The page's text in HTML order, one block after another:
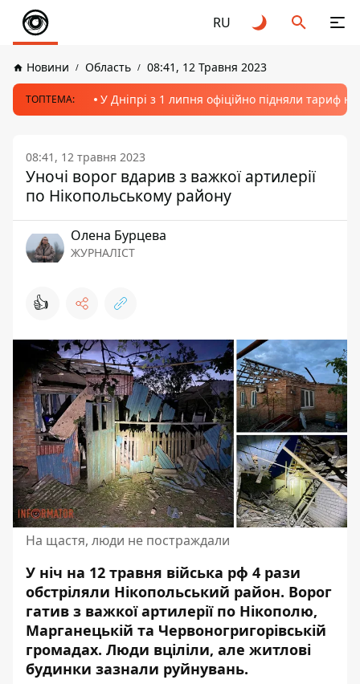
RU
Новини Область 08:41, 12 Травня 2023
ТОПТЕМА: У Дніпрі з 1 липня офіційно підняли тариф
08:41, 12 травня 2023
Уночі ворог вдарив з важкої артилерії
по Нікопольському району
Олена Бурцева
ЖУРНАЛІСТ
👍
На щастя, люди не постраждали
У ніч на 12 травня війська рф 4 рази
обстріляли Нікопольський район. Ворог
гатив з важкої артилерії по Нікополю,
Марганецькій та Червоногригорівській
громадах. Люди вціліли, але житлові
будинки зазнали руйнувань.